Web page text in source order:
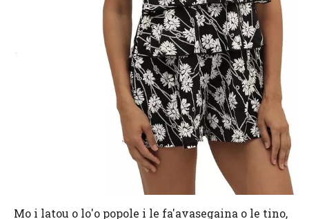
Mo i latou o lo'o popole i le fa'avasegaina o le tino,